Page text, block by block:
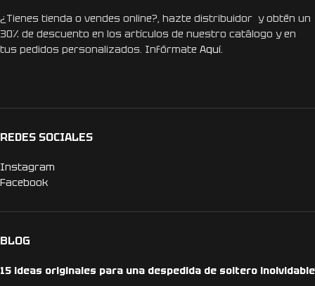
¿Tienes tienda o vendes online?, hazte distribuidor y obtén un
30% de descuento en los artículos de nuestro catálogo y en
tus pedidos personalizados. Infórmate Aquí.
REDES SOCIALES
Instagram
Facebook
BLOG
15 ideas originales para una despedida de soltero inolvidable